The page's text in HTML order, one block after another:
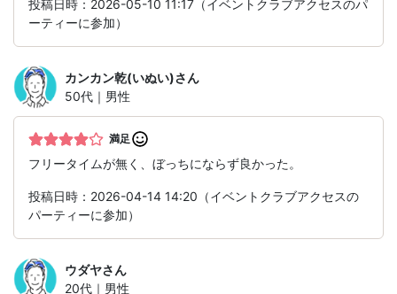
投稿日時：2026-05-10 11:17（イベントクラブアクセスのパ
ーティーに参加）
カンカン乾(いぬい)さん
50代｜男性
満足
フリータイムが無く、ぼっちにならず良かった。
投稿日時：2026-04-14 14:20（イベントクラブアクセスの
パーティーに参加）
ウダヤさん
20代｜男性